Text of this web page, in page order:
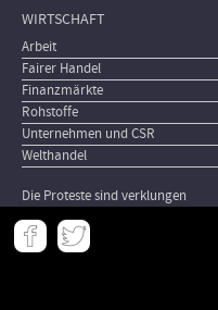
WIRTSCHAFT
Arbeit
Fairer Handel
Finanzmärkte
Rohstoffe
Unternehmen und CSR
Welthandel
Die Proteste sind verklungen
Meta
-